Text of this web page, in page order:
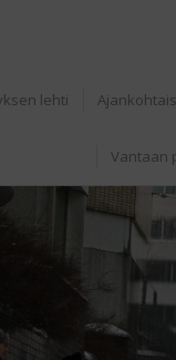
lehti
Vantaan